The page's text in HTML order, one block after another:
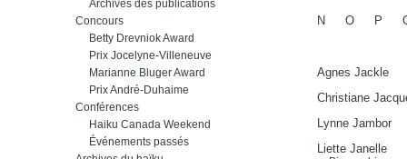
Archives des publications
Concours
Betty Drevniok Award
Prix Jocelyne-Villeneuve
Marianne Bluger Award
Prix André-Duhaime
Conférences
Haiku Canada Weekend
Événements passés
N O P
Agnes Jackle
Christiane
Lynne Jambor
Liette Janelle